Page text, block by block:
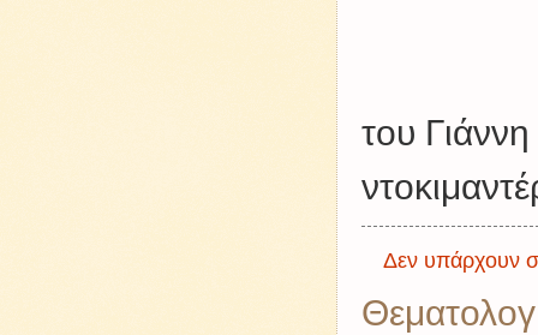
του
Δεν υπάρχουν